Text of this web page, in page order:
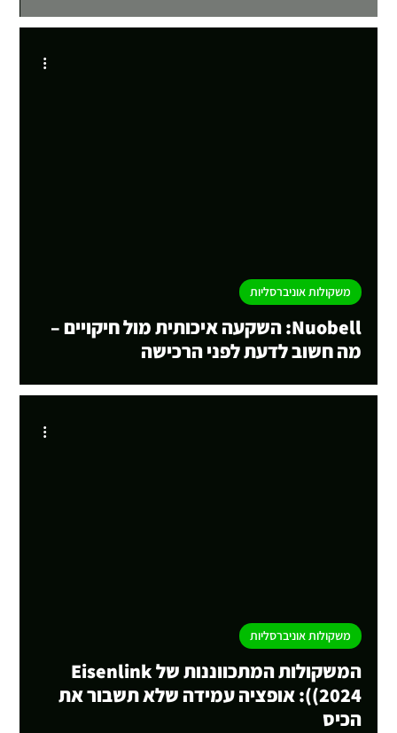
Nuobell: השקעה איכותית מול חיקויים –
מה חשוב לדעת לפני הרכישה
משקולות אוניברסליות
המשקולות המתכווננות של Eisenlink
(2024): אופציה עמידה שלא תשבור את
הכיס
משקולות אוניברסליות